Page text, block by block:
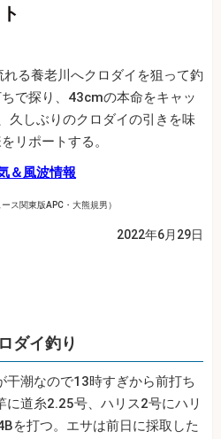
る養老川へクロダイを狙って釣
で探り、43cmの本命をキャッ
久しぶりのクロダイの引きを味
リポートする。
＆風波情報
ス関東版APC・大熊規男）
2022年6月29日
ダイ釣り
干潮なので13時すぎから前打ち
道糸2.25号、ハリス2号にハリ
を打つ。エサは前日に採取した